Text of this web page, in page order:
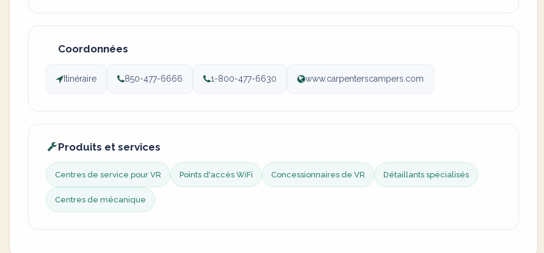
Coordonnées
Itinéraire 850-477-6666 1-800-477-6630 www.carpenterscampers.com
Produits et services
Centres de service pour VR Points d'accès WiFi Concessionnaires de VR Détaillants spécialisés
Centres de mécanique